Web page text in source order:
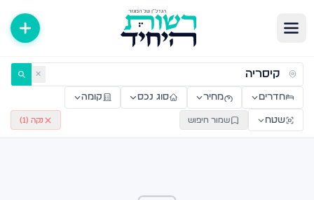
דירות למכירה ולהשכרה — רשות היחיד ✕
חדרים מחיר סוג נכס קומה
שטח שמור חיפוש נקה ( 1
)